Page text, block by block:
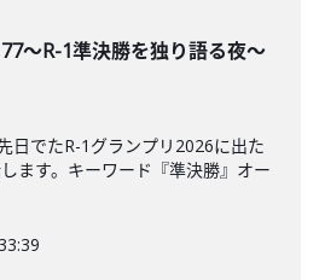
〜R-1準決勝を独り語る夜〜
日でたR-1グランプリ2026に出た
ます。キーワード『準決勝』オー